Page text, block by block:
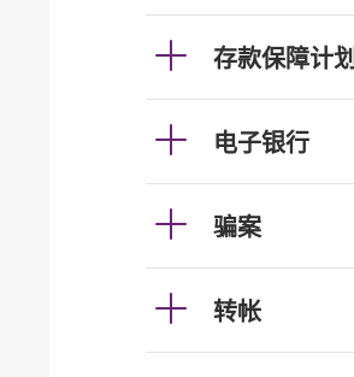
存款保障计划
电子银行
骗案
转帐